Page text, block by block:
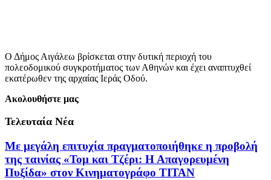
Ο Δήμος Αιγάλεω βρίσκεται στην δυτική περιοχή του
πολεοδομικού συγκροτήματος των Αθηνών και έχει αναπτυχθεί
εκατέρωθεν της αρχαίας Ιεράς Οδού.
Ακολουθήστε μας
Τελευταία Νέα
Με μεγάλη επιτυχία πραγματοποιήθηκε η προβολή
της ταινίας «Τομ και Τζέρι: Η Απαγορευμένη
Πυξίδα» στον Κινηματογράφο ΤΙΤΑΝ